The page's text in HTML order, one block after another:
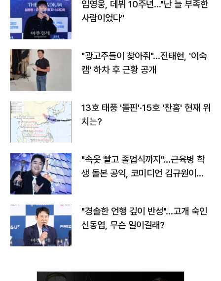
임영웅, 데뷔 10주년…"난 늘 부족한
사람이었다"
"광고주들이 찾아줘"…진태현, '이숙
캠' 하차 후 근황 공개
13호 태풍 '돌핀'·15호 '찬홈' 현재 위
치는?
"속옷 빨고 졸업식까지"…근육병 학
생 돌본 공익, 코미디언 김규원이었
"경솔한 언행 깊이 반성"…고개 숙인
신동엽, 무슨 일이길래?